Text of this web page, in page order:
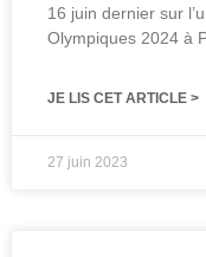
16 juin dernier sur
Olympiques 2024 à
JE LIS CET ARTICLE >
27 juin 2023